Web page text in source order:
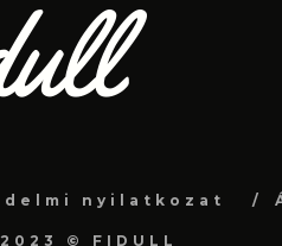
nyilatkozat
2023 © FIDULL